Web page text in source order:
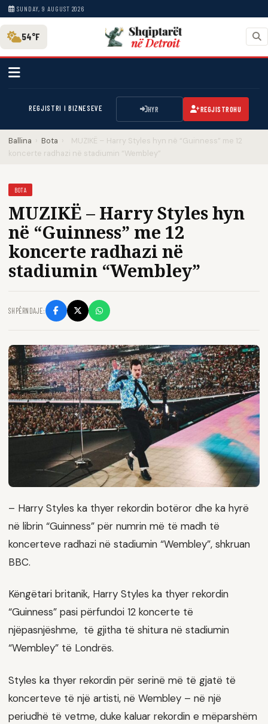
SUNDAY, 9 AUGUST 2026
54°F
REGJISTRI I BIZNESEVE HYR REGJISTROHU
Ballina › Bota ›
MUZIKË – Harry Styles hyn në “Guinness” me 12
koncerte radhazi në stadiumin “Wembley”
BOTA
MUZIKË – Harry Styles hyn
në “Guinness” me 12
koncerte radhazi në
stadiumin “Wembley”
SHPËRNDAJE:
– Harry Styles ka thyer rekordin botëror dhe ka hyrë
në librin “Guinness” për numrin më të madh të
koncerteve radhazi në stadiumin “Wembley”, shkruan
BBC.
Këngëtari britanik, Harry Styles ka thyer rekordin
“Guinness” pasi përfundoi 12 koncerte të
njëpasnjëshme, të gjitha të shitura në stadiumin
“Wembley” të Londrës.
Styles ka thyer rekordin për serinë më të gjatë të
koncerteve të një artisti, në Wembley – në një
periudhë të vetme, duke kaluar rekordin e mëparshëm